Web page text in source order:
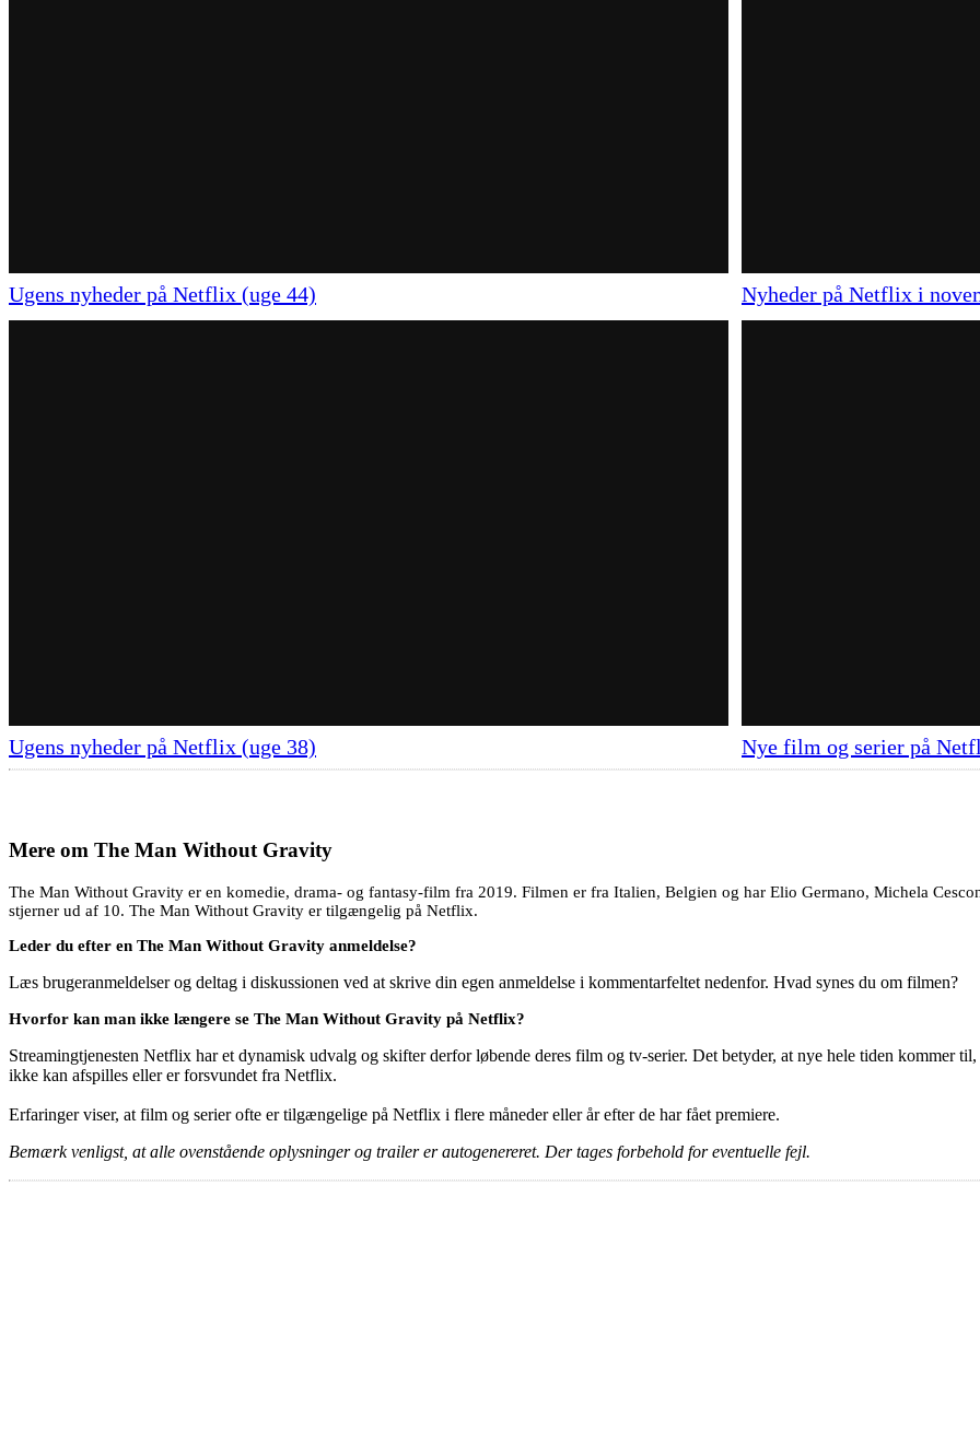
Ugens nyheder på Netflix (uge 44) Nyheder på Netflix i
Ugens nyheder på Netflix (uge 38) Nye film og serier på
Mere om The Man Without Gravity
The Man Without Gravity er en komedie, drama- og fantasy-film fra 2019. Filmen er fra Italien, Belgien og har Elio Germano, Michela
stjerner ud af 10. The Man Without Gravity er tilgængelig på Netflix.
Leder du efter en The Man Without Gravity anmeldelse?
Læs brugeranmeldelser og deltag i diskussionen ved at skrive din egen anmeldelse i kommentarfeltet nedenfor. Hvad synes du om filmen?
Hvorfor kan man ikke længere se The Man Without Gravity på Netflix?
Streamingtjenesten Netflix har et dynamisk udvalg og skifter derfor løbende deres film og tv-serier. Det betyder, at nye hele tiden kommer
ikke kan afspilles eller er forsvundet fra Netflix.
Erfaringer viser, at film og serier ofte er tilgængelige på Netflix i flere måneder eller år efter de har fået premiere.
Bemærk venligst, at alle ovenstående oplysninger og trailer er autogenereret. Der tages forbehold for eventuelle fejl.